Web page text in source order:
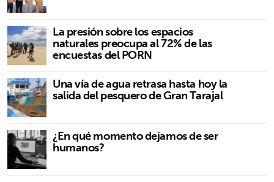
La presión sobre los espacios
naturales preocupa al 72% de las
encuestas del PORN
Una vía de agua retrasa hasta hoy la
salida del pesquero de Gran Tarajal
¿En qué momento dejamos de ser
humanos?